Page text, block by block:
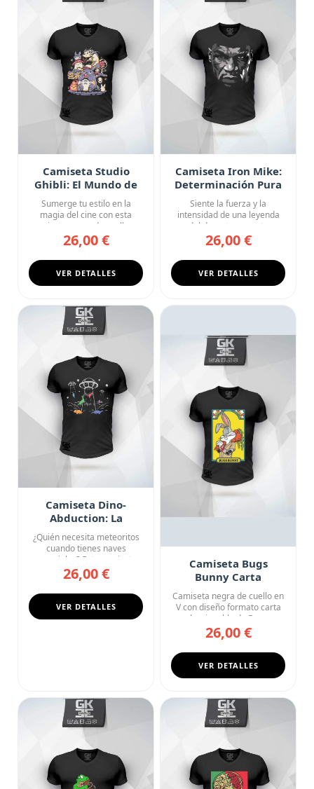
Camiseta Studio
Ghibli: El Mundo de
los Sueños
Sumerge tu estilo en la
magia del cine con esta
camiseta negra de cuello en
V...
26,00 €
VER DETALLES
Camiseta Iron Mike:
Determinación Pura
Siente la fuerza y la
intensidad de una leyenda
del deporte con esta
camiseta...
26,00 €
VER DETALLES
Camiseta Dino-
Abduction: La
Verdadera Extinción
¿Quién necesita meteoritos
cuando tienes naves
espaciales? Esta camiseta
negr...
26,00 €
VER DETALLES
Camiseta Bugs
Bunny Carta
Coleccionable
Looney Tunes
Camiseta negra de cuello en
V con diseño formato carta
coleccionable de Bugs ...
26,00 €
VER DETALLES